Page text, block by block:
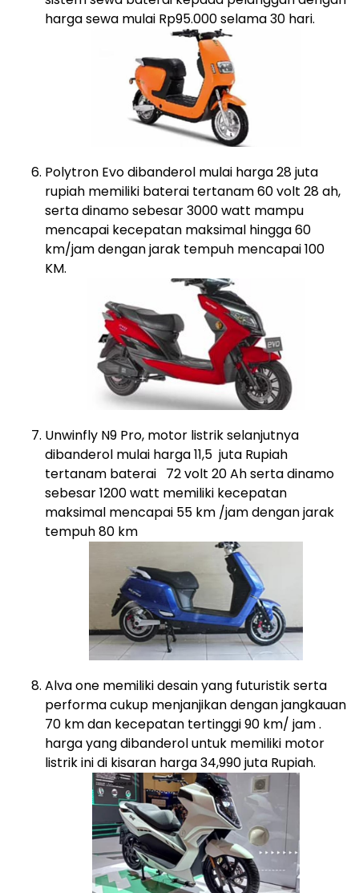
harga sewa mulai Rp95.000 selama 30 hari.
Polytron Evo dibanderol mulai harga 28 juta
rupiah memiliki baterai tertanam 60 volt 28 ah,
serta dinamo sebesar 3000 watt mampu
mencapai kecepatan maksimal hingga 60
km/jam dengan jarak tempuh mencapai 100
KM.
Unwinfly N9 Pro, motor listrik selanjutnya
dibanderol mulai harga 11,5 juta Rupiah
tertanam baterai 72 volt 20 Ah serta dinamo
sebesar 1200 watt memiliki kecepatan
maksimal mencapai 55 km /jam dengan jarak
tempuh 80 km
Alva one memiliki desain yang futuristik serta
performa cukup menjanjikan dengan jangkauan
70 km dan kecepatan tertinggi 90 km/ jam .
harga yang dibanderol untuk memiliki motor
listrik ini di kisaran harga 34,990 juta Rupiah.